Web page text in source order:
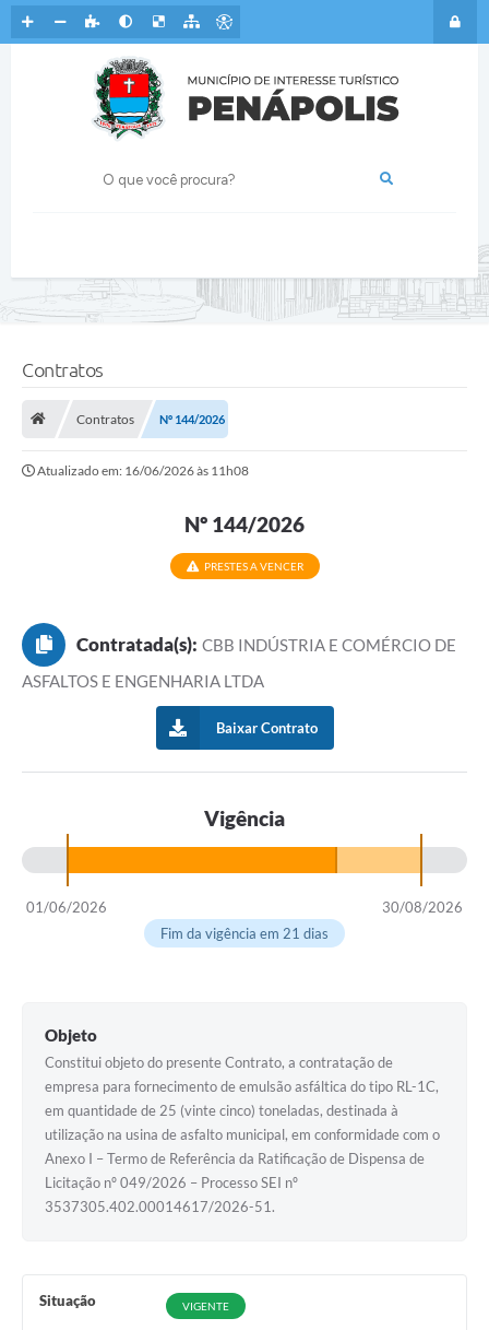
Contratos
Contratos Nº 144/2026
Atualizado em: 16/06/2026 às 11h08
Nº 144/2026
PRESTES A VENCER
Contratada(s): CBB INDÚSTRIA E COMÉRCIO DE
ASFALTOS E ENGENHARIA LTDA
Baixar Contrato
Vigência
01/06/2026
30/08/2026
Fim da vigência em 21 dias
Objeto
Constitui objeto do presente Contrato, a contratação de
empresa para fornecimento de emulsão asfáltica do tipo RL-1C,
em quantidade de 25 (vinte cinco) toneladas, destinada à
utilização na usina de asfalto municipal, em conformidade com o
Anexo I – Termo de Referência da Ratificação de Dispensa de
Licitação nº 049/2026 – Processo SEI nº
3537305.402.00014617/2026-51.
Situação VIGENTE